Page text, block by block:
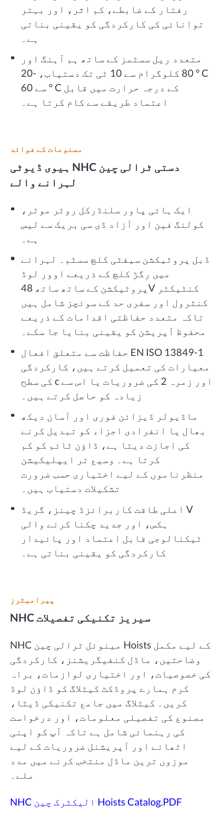
رفتار کے ضابطے، کم اثر، اور بہتر
توانائی کی کارکردگی کو یقینی بناتی
ہے۔
متعدد ریل سسٹمز کے ساتھ ہم آہنگ اور
80 کلوگرام سے 10 ٹی تک دستیاب، -20 ° C
سے 60 ° C کے درجہ حرارت میں قابل
اعتماد طریقے سے کام کرتا ہے۔
مصنوعات کے فوائد
ہیوی ڈیوٹی NHC دستی ٹرالی چین
لہرانے والے
ایک ہائی پاور سلنڈرکل روٹر موٹر،
کولنگ فین اور آزاد ڈی سی بریک سے لیس
ہے۔
ڈبل پروٹیکشن سیفٹی کلچ سسٹم۔ لہرانے
میں رگڑ کلچ کے ذریعے اوور لوڈ
پروٹیکشن کے ساتھ ساتھ 48V کنٹیکٹر
کنٹرول اور سفری حد کے سوئچز شامل ہیں
تاکہ متعدد حفاظتی اقدامات کے ذریعے
محفوظ آپریشن کو یقینی بنایا جا سکے۔
حفاظت سے متعلق افعال EN ISO 13849-1
معیارات کی تعمیل کرتے ہیں، کارکردگی
کی سطح c اور زمرہ 2 کی ضروریات یا اس سے
زیادہ کو حاصل کرتے ہیں۔
ماڈیولر ڈیزائن فوری اور آسان دیکھ
بھال یا انفرادی اجزاء کو تبدیل کرنے
کی اجازت دیتا ہے، ڈاؤن ٹائم کو کم
کرتا ہے۔ وسیع تر ایپلیکیشن
منظرناموں کے لیے اختیاری حسب ضرورت
تشکیلات دستیاب ہیں۔
اعلی طاقت کاربرائزڈ چینز، گریڈ V
ہکس، اور جدید چکنا کرنے والی
ٹیکنالوجی قابل اعتماد اور پائیدار
کارکردگی کو یقینی بناتی ہے۔
پیرامیٹرز
NHC سیریز تکنیکی تفصیلات
NHC مینوئل ٹرالی چین Hoists کے لیے مکمل
وضاحتیں، ماڈل کنفیگریشنز، کارکردگی
کی خصوصیات، اور اختیاری لوازمات، براہ
کرم ہمارے پروڈکٹ کیٹلاگ کو ڈاؤن لوڈ
کریں۔ کیٹلاگ میں جامع تکنیکی ڈیٹا،
مصنوع کی تفصیلی معلومات، اور درخواست
کی رہنمائی شامل ہے تاکہ آپ کو اپنی
اٹھانے اور آپریشنل ضروریات کے لیے
موزوں ترین ماڈل منتخب کرنے میں مدد
ملے۔
NHC الیکٹرک چین Hoists Catalog.PDF